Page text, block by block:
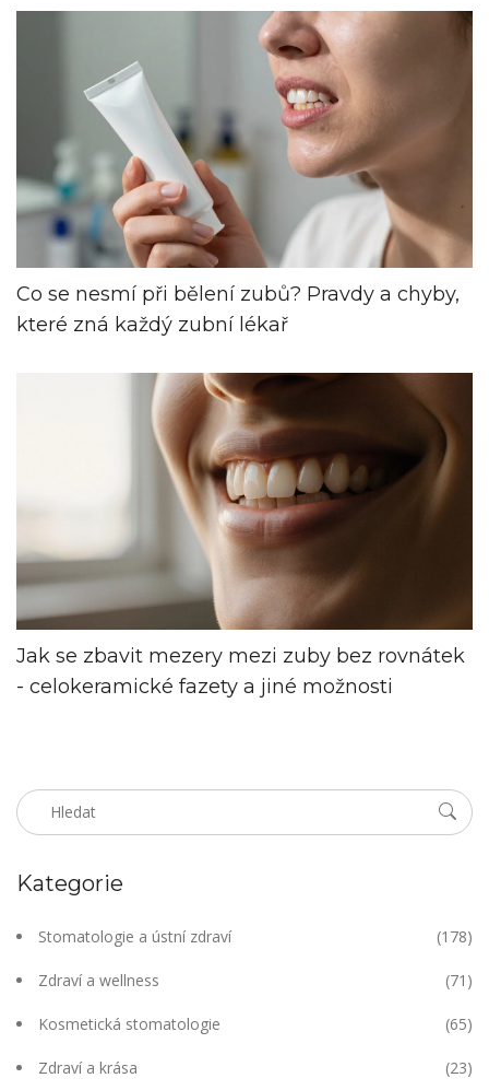
Co se nesmí při bělení zubů? Pravdy a chyby,
které zná každý zubní lékař
Jak se zbavit mezery mezi zuby bez rovnátek
- celokeramické fazety a jiné možnosti
Kategorie
Stomatologie a ústní zdraví (178)
Zdraví a wellness (71)
Kosmetická stomatologie (65)
Zdraví a krása (23)